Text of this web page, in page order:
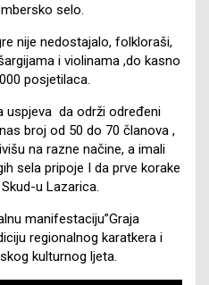
selo.
nije nedostajalo, folkloraši,
i violinama ,do kasno
posjetilaca.
uspjeva da održi određeni
broj od 50 do 70 članova ,
na razne načine, a imali
sela pripoje I da prve korake
u Lazarica.
manifestaciju”Graja
regionalnog karatkera i
kulturnog ljeta.